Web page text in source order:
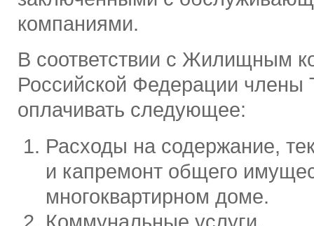
компаниями.
В соответствии с Жилищным
Российской Федерации
оплачивать следующее:
Расходы на содержание,
и капремонт общего
многоквартирном доме.
Коммунальные услуги.